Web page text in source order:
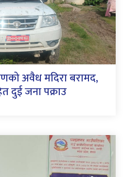
अवैध मदिरा बरामद,
दुई जना पक्राउ